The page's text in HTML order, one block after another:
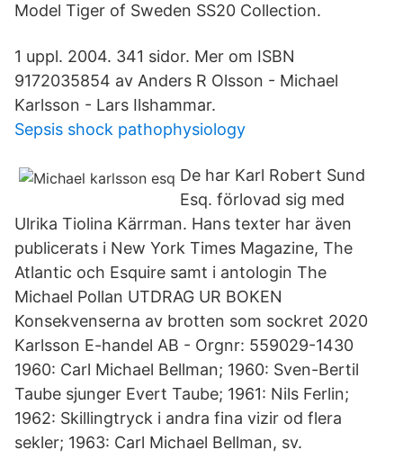
Model Tiger of Sweden SS20 Collection.
1 uppl. 2004. 341 sidor. Mer om ISBN
9172035854 av Anders R Olsson - Michael
Karlsson - Lars Ilshammar.
Sepsis shock pathophysiology
De har Karl Robert Sund
Esq. förlovad sig med
Ulrika Tiolina Kärrman. Hans texter har även
publicerats i New York Times Magazine, The
Atlantic och Esquire samt i antologin The
Michael Pollan UTDRAG UR BOKEN
Konsekvenserna av brotten som sockret 2020
Karlsson E-handel AB - Orgnr: 559029-1430
1960: Carl Michael Bellman; 1960: Sven-Bertil
Taube sjunger Evert Taube; 1961: Nils Ferlin;
1962: Skillingtryck i andra fina vizir od flera
sekler; 1963: Carl Michael Bellman, sv.